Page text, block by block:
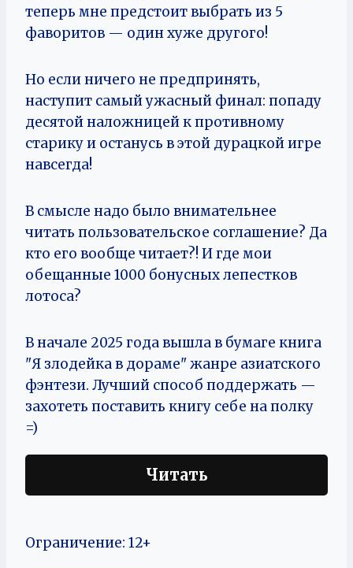
теперь мне предстоит выбрать из 5
фаворитов — один хуже другого!
Но если ничего не предпринять,
наступит самый ужасный финал: попаду
десятой наложницей к противному
старику и останусь в этой дурацкой игре
навсегда!
В смысле надо было внимательнее
читать пользовательское соглашение? Да
кто его вообще читает?! И где мои
обещанные 1000 бонусных лепестков
лотоса?
В начале 2025 года вышла в бумаге книга
"Я злодейка в дораме" жанре азиатского
фэнтези. Лучший способ поддержать —
захотеть поставить книгу себе на полку
=)
Читать
Ограничение: 12+